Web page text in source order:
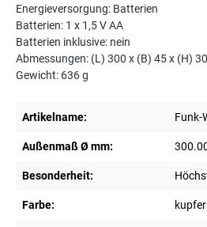
Energieversorgung: Batterien
Batterien: 1 x 1,5 V AA
Batterien inklusive: nein
Abmessungen: (L) 300 x (B) 45 x (H)
Gewicht: 636 g
Artikelname: Funk-
Außenmaß Ø mm:
Besonderheit:
Farbe: kupfer